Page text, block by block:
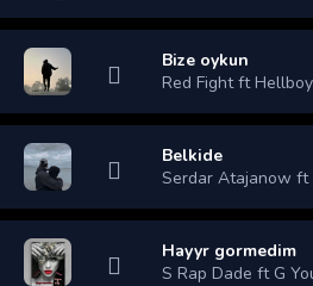
Bize oykun
Red Fight ft Hellboy
Belkide
Serdar Atajanow ft
Hayyr gormedim
S Rap Dade ft G